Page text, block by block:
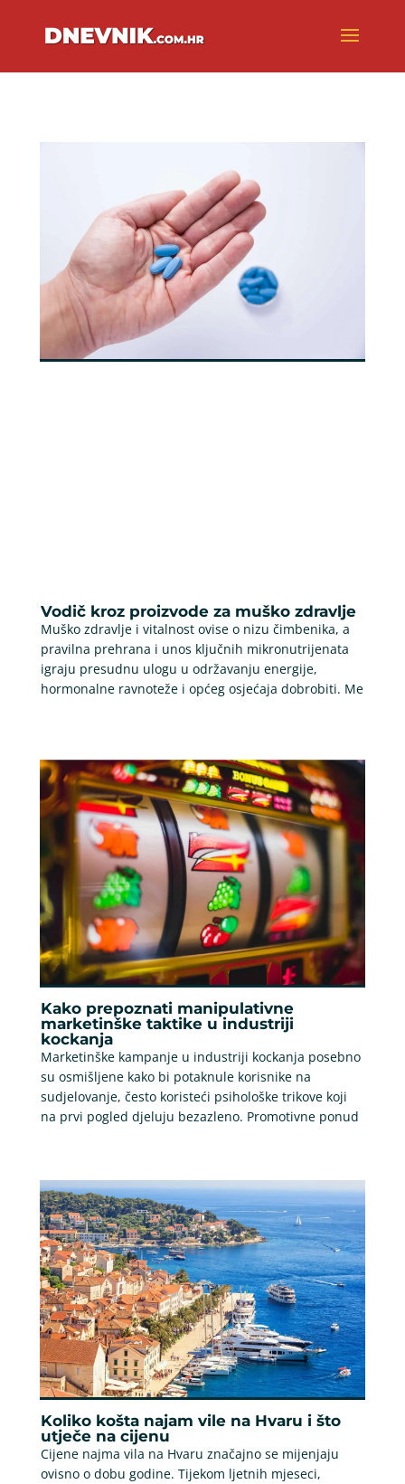
Vodič kroz proizvode za muško zdravlje
Muško zdravlje i vitalnost ovise o nizu čimbenika, a
pravilna prehrana i unos ključnih mikronutrijenata
igraju presudnu ulogu u održavanju energije,
hormonalne ravnoteže i općeg osjećaja dobrobiti. Me
Kako prepoznati manipulativne
marketinške taktike u industriji
kockanja
Marketinške kampanje u industriji kockanja posebno
su osmišljene kako bi potaknule korisnike na
sudjelovanje, često koristeći psihološke trikove koji
na prvi pogled djeluju bezazleno. Promotivne ponud
Koliko košta najam vile na Hvaru i što
utječe na cijenu
Cijene najma vila na Hvaru značajno se mijenjaju
ovisno o dobu godine. Tijekom ljetnih mjeseci,